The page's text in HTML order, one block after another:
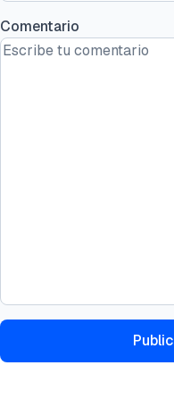
Comentario